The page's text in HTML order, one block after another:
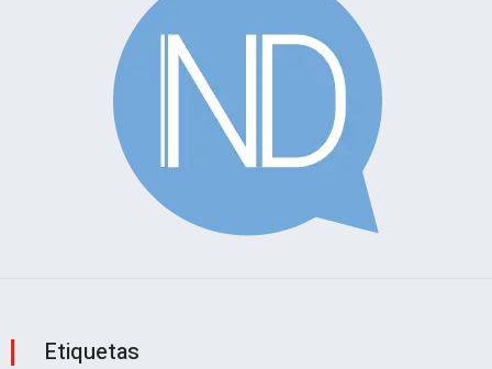
Etiquetas